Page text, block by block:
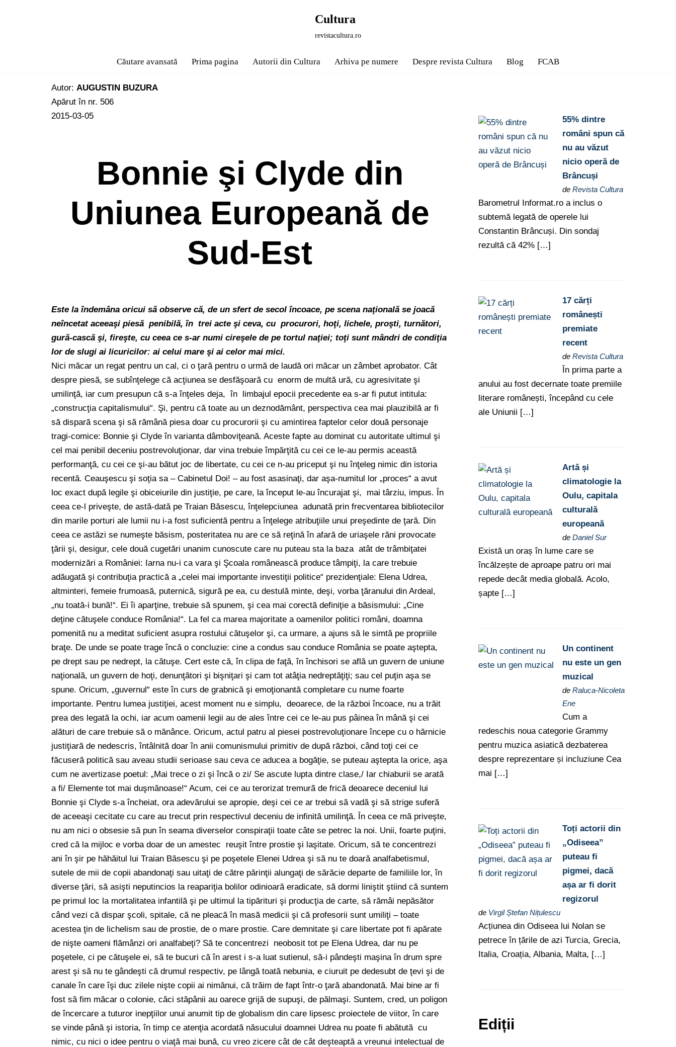
Cultura
revistacultura.ro
Căutare avansată Prima pagina Autorii din Cultura Arhiva pe numere Despre revista Cultura Blog FCAB
Autor: AUGUSTIN BUZURA
Apărut în nr. 506
2015-03-05
Bonnie şi Clyde din
Uniunea Europeană de
Sud-Est
Este la îndemâna oricui să observe că, de un sfert de secol încoace, pe scena naţională se joacă
neîncetat aceeaşi piesă penibilă, în trei acte şi ceva, cu procurori, hoţi, lichele, proşti, turnători,
gură-cască şi, fireşte, cu ceea ce s-ar numi cireşele de pe tortul naţiei; toţi sunt mândri de condiţia
lor de slugi ai licuricilor: ai celui mare şi ai celor mai mici.
Nici măcar un regat pentru un cal, ci o ţară pentru o urmă de laudă ori măcar un zâmbet aprobator. Cât
despre piesă, se subînţelege că acţiunea se desfăşoară cu enorm de multă ură, cu agresivitate şi
umilinţă, iar cum presupun că s-a înţeles deja, în limbajul epocii precedente ea s-ar fi putut intitula:
„construcţia capitalismului“. Şi, pentru că toate au un deznodământ, perspectiva cea mai plauzibilă ar fi
să dispară scena şi să rămână piesa doar cu procurorii şi cu amintirea faptelor celor două personaje
tragi-comice: Bonnie şi Clyde în varianta dâmboviţeană. Aceste fapte au dominat cu autoritate ultimul şi
cel mai penibil deceniu postrevoluţionar, dar vina trebuie împărţită cu cei ce le-au permis această
performanţă, cu cei ce şi-au bătut joc de libertate, cu cei ce n-au priceput şi nu înţeleg nimic din istoria
recentă. Ceauşescu şi soţia sa – Cabinetul Doi! – au fost asasinaţi, dar aşa-numitul lor „proces“ a avut
loc exact după legile şi obiceiurile din justiţie, pe care, la început le-au încurajat şi, mai târziu, impus. În
ceea ce-l priveşte, de astă-dată pe Traian Băsescu, înţelepciunea adunată prin frecventarea bibliotecilor
din marile porturi ale lumii nu i-a fost suficientă pentru a înţelege atribuţiile unui preşedinte de ţară. Din
ceea ce astăzi se numeşte băsism, posteritatea nu are ce să reţină în afară de uriaşele răni provocate
ţării şi, desigur, cele două cugetări unanim cunoscute care nu puteau sta la baza atât de trâmbiţatei
modernizări a României: Iarna nu-i ca vara şi Şcoala românească produce tâmpiţi, la care trebuie
adăugată şi contribuţia practică a „celei mai importante investiţii politice“ prezidenţiale: Elena Udrea,
altminteri, femeie frumoasă, puternică, sigură pe ea, cu destulă minte, deşi, vorba ţăranului din Ardeal,
„nu toată-i bună!“. Ei îi aparţine, trebuie să spunem, şi cea mai corectă definiţie a băsismului: „Cine
deţine cătuşele conduce România!“. La fel ca marea majoritate a oamenilor politici români, doamna
pomenită nu a meditat suficient asupra rostului cătuşelor şi, ca urmare, a ajuns să le simtă pe propriile
braţe. De unde se poate trage încă o concluzie: cine a condus sau conduce România se poate aştepta,
pe drept sau pe nedrept, la cătuşe. Cert este că, în clipa de faţă, în închisori se află un guvern de uniune
naţională, un guvern de hoţi, denunţători şi bişniţari şi cam tot atâţia nedreptăţiţi; sau cel puţin aşa se
spune. Oricum, „guvernul“ este în curs de grabnică şi emoţionantă completare cu nume foarte
importante. Pentru lumea justiţiei, acest moment nu e simplu, deoarece, de la război încoace, nu a trăit
prea des legată la ochi, iar acum oamenii legii au de ales între cei ce le-au pus pâinea în mână şi cei
alături de care trebuie să o mănânce. Oricum, actul patru al piesei postrevoluţionare începe cu o hărnicie
justiţiară de nedescris, întâlnită doar în anii comunismului primitiv de după război, când toţi cei ce
făcuseră politică sau aveau studii serioase sau ceva ce aducea a bogăţie, se puteau aştepta la orice, aşa
cum ne avertizase poetul: „Mai trece o zi şi încă o zi/ Se ascute lupta dintre clase,/ Iar chiaburii se arată
a fi/ Elemente tot mai duşmănoase!“ Acum, cei ce au terorizat tremurã de frică deoarece deceniul lui
Bonnie şi Clyde s-a încheiat, ora adevărului se apropie, deşi cei ce ar trebui să vadă şi să strige suferă
de aceeaşi cecitate cu care au trecut prin respectivul deceniu de infinită umilinţă. În ceea ce mă priveşte,
nu am nici o obsesie să pun în seama diverselor conspiraţii toate câte se petrec la noi. Unii, foarte puţini,
cred că la mijloc e vorba doar de un amestec reuşit între prostie şi laşitate. Oricum, să te concentrezi
ani în şir pe hăhăitul lui Traian Băsescu şi pe poşetele Elenei Udrea şi să nu te doară analfabetismul,
sutele de mii de copii abandonaţi sau uitaţi de către părinţii alungaţi de sărăcie departe de familiile lor, în
diverse ţări, să asişti neputincios la reapariţia bolilor odinioară eradicate, să dormi liniştit ştiind că suntem
pe primul loc la mortalitatea infantilă şi pe ultimul la tipărituri şi producţia de carte, să rămâi nepăsător
când vezi că dispar şcoli, spitale, că ne pleacă în masă medicii şi că profesorii sunt umiliţi – toate
acestea ţin de lichelism sau de prostie, de o mare prostie. Care demnitate şi care libertate pot fi apărate
de nişte oameni flămânzi ori analfabeţi? Să te concentrezi neobosit tot pe Elena Udrea, dar nu pe
poşetele, ci pe cătuşele ei, să te bucuri că în arest i s-a luat sutienul, să-i pândeşti maşina în drum spre
arest şi să nu te gândeşti că drumul respectiv, pe lângă toată nebunia, e ciuruit pe dedesubt de ţevi şi de
canale în care îşi duc zilele nişte copii ai nimănui, că trăim de fapt într-o ţară abandonată. Mai bine ar fi
fost să fim măcar o colonie, căci stăpânii au oarece grijă de supuşi, de pălmaşi. Suntem, cred, un poligon
de încercare a tuturor inepţiilor unui anumit tip de globalism din care lipsesc proiectele de viitor, în care
se vinde până şi istoria, în timp ce atenţia acordată năsucului doamnei Udrea nu poate fi abătută cu
nimic, cu nici o idee pentru o viaţă mai bună, cu vreo zicere cât de cât deşteaptă a vreunui intelectual de
55% dintre
români spun că
nu au văzut
nicio operă de
Brâncuși
de Revista Cultura
Barometrul Informat.ro a inclus o
subtemă legată de operele lui
Constantin Brâncuși. Din sondaj
rezultă că 42% […]
17 cărți
românești
premiate
recent
de Revista Cultura
În prima parte a
anului au fost decernate toate premiile
literare românești, începând cu cele
ale Uniunii […]
Artă și
climatologie la
Oulu, capitala
culturală
europeană
de Daniel Sur
Există un oraș în lume care se
încălzește de aproape patru ori mai
repede decât media globală. Acolo,
șapte […]
Un continent
nu este un gen
muzical
de Raluca-Nicoleta
Ene
Cum a
redeschis noua categorie Grammy
pentru muzica asiatică dezbaterea
despre reprezentare și incluziune Cea
mai […]
Toți actorii din
„Odiseea”
puteau fi
pigmei, dacă
așa ar fi dorit
regizorul
de Virgil Ștefan Nițulescu
Acțiunea din Odiseea lui Nolan se
petrece în țările de azi Turcia, Grecia,
Italia, Croația, Albania, Malta, […]
Ediții